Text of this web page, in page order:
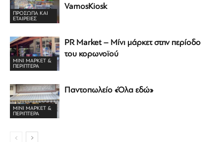
ΠΡΟΣΩΠΑ ΚΑΙ
ΕΤΑΙΡΕΙΕΣ
VamosKiosk
ΜΊΝΙ ΜΆΡΚΕΤ &
ΠΕΡΊΠΤΕΡΑ
PR Market – Μίνι μάρκετ στην περίοδο
του κορωνοϊού
ΜΊΝΙ ΜΆΡΚΕΤ &
ΠΕΡΊΠΤΕΡΑ
Παντοπωλείο «Όλα εδώ»